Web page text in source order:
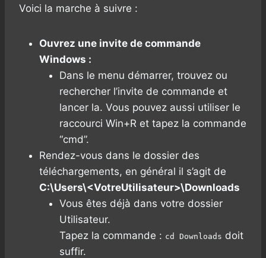
Voici la marche à suivre :
Ouvrez une invite de commande
Windows :
Dans le menu démarrer, trouvez ou
rechercher l’invite de commande et
lancer la. Vous pouvez aussi utiliser le
raccourci Win+R et tapez la commande
“cmd”.
Rendez-vous dans le dossier des
téléchargements, en général il s’agit de
C:\Users\<VotreUtilisateur>\Downloads
Vous êtes déjà dans votre dossier
Utilisateur.
Tapez la commande : cd Downloads doit
suffir.